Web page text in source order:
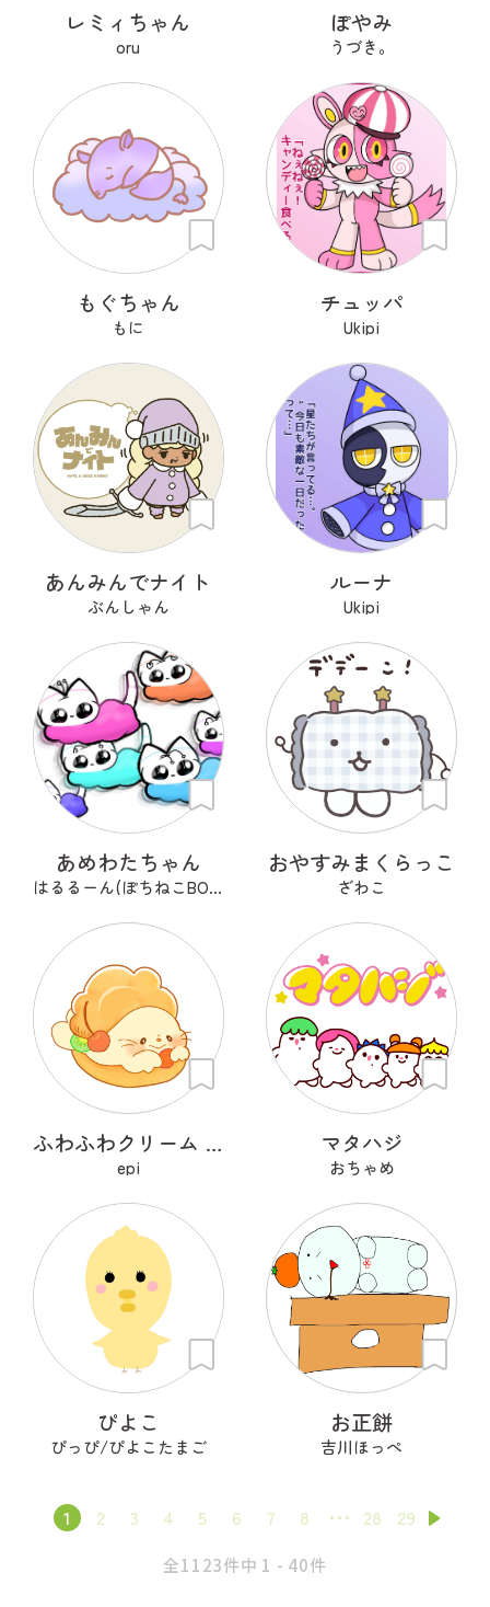
レミィちゃん
oru
ぽやみ
うづき。
もぐちゃん
もに
チュッパ
Ukipi
あんみんでナイト
ぶんしゃん
ルーナ
Ukipi
あめわたちゃん
はるるーん(ぽちねこBOOKS)
おやすみまくらっこ
ざわこ
ふわふわクリーム あざらシュー
epi
マタハジ
おちゃめ
ぴよこ
ぴっぴ/ぴよこたまご
お正餅
吉川ほっぺ
1 2 3 4 5 6 7 8 28 29
全1123件中 1 - 40件